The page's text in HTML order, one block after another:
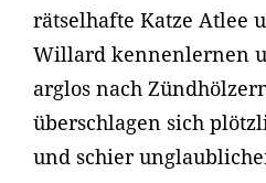
rätselhafte Katze Atlee
Willard kennenlernen
arglos nach
überschlagen sich
und schier